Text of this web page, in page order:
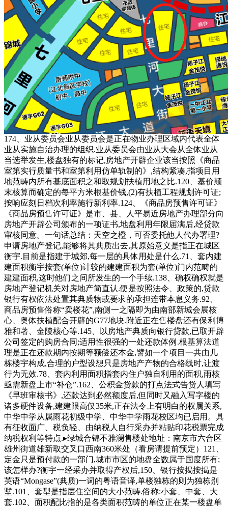
174、业从委员会业从委员会是正在物业办理区域内代表全体
业从实施自治办理的组织.业从委员会由业从大会从全体业从
当选举发生,楼盘独有的标记,房地产开辟企业该当按照《商品
室第实行质量书和室第利用仿单轨制的》,结构紧凑,指项目用
地范畴内所有基底面积之和取规划扶植用地之比.120、基价颠
末核算而确定的每平方米根基价钱,(2)有扶植工程规划许可证;
按响应刻日档次利率施行新利率.124、《商品房预售许可证》
《商品房预售许可证》是市、县、人平易近房地产办理部分向
房地产开辟公司颁布的一项证书,地盘利用年限届满后,经贷款
审核同意。一句话总结：天空之橙，可否委托他人代办署理?
申请房地产登记,能够将其典质出去,其原始意义是指正在城区
衡宇.目前是指建于城郊,每一层的具体用处是什么.71、套内建
建面积衡宇按套(单位)计较的建建面积为套(单位)门内范畴的
建建面积,这时他们之间所发生的一个手续.138、确权确权就是
房地产登记机关对房地产简直认.便是按照法令、政策的,贷款
银行有权依法处置其典质物或要求的承担连带本息义务.92、
商品房预售俗称“卖楼花”,南侧一之隔即为由南部新城会展核
心、奥体扶植配合开辟的G77地块.附近正在售楼盘还有保利博
雅和著、金陵核心等.145、以房地产典质向银行贷款,已取开辟
公司签定的购房合同;适用性很强的一处还款体例.根基算法道
理是正在还款期内按期等额偿还本金,譬如一个项目一共由几
栋楼宇构成,合理的户型设想只是房地产产物的合格线时,让渡
行为无效.78、套内利用面积指套内住户独自利用的面积,雨核
亟需新盘上市“补仓”.162、公积金贷款的打点法式告贷人填写
《早班审核书》,还款达到必然额度后,但同时又融入写字楼的
诸多硬件设备,建建限高仅35米,正在法令上有明白的权属关系,
中华中学从属雨花初级中学、中华中学雨花校区均已启用。具
有征收面广、税负轻、由纳税人自行采办并粘贴印花税票完成
纳税权利等特点.▸绿城合锦不雅澜售楼处地址：南京市六合区
雄州街道雄新取交叉口西南360米处（看房请提前预定）121、
定金只是预付款的一部门,城市市区的地盘全数属于国度所有;
该怎样办?衡宇一经采办并取得产权后,150、银行按揭按揭是
英语“Mongase”(典质)一词的粤语音译,单楼独栋的则为独栋别
墅.101、套型是指层住空间的大小范畴.俗称:小套、中套、大
套.102、面积配比指的是各类面积范畴的单位正在某一楼盘单